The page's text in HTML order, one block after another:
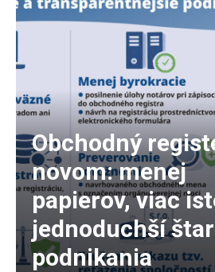
Obchodný
novom: menej
papierov, viac
jednoduchší
podnikania